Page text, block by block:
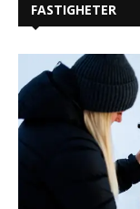
FASTIGHETER